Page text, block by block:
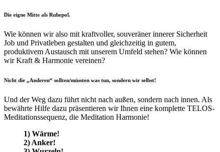
Die eigne Mitte als Ruhepol.
Wie können wir also mit kraftvoller, souveräner innerer Sicherheit
Job und Privatleben gestalten und gleichzeitig in gutem,
produktivem Austausch mit unserem Umfeld stehen? Wie können
wir Kraft & Harmonie vereinen?
Nicht die „Anderen“ sollten/müssten was tun, sondern wir selbst!
Und der Weg dazu führt nicht nach außen, sondern nach innen. Als
bewährte Hilfe dazu präsentieren wir Ihnen eine komplette TELOS-
Meditationssequenz, die Meditation Harmonie!
1) Wärme!
2) Anker!